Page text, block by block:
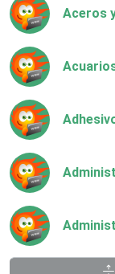
Aceros